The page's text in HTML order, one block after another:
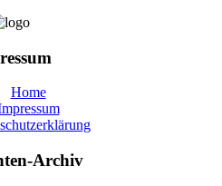
Home
Archiv